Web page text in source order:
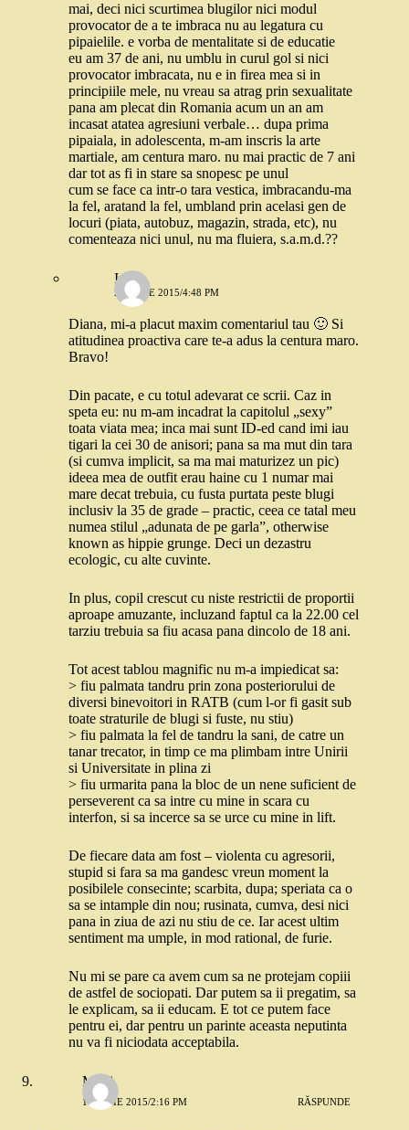
mai, deci nici scurtimea blugilor nici modul
provocator de a te imbraca nu au legatura cu
pipaielile. e vorba de mentalitate si de educatie
eu am 37 de ani, nu umblu in curul gol si nici
provocator imbracata, nu e in firea mea si in
principiile mele, nu vreau sa atrag prin sexualitate
pana am plecat din Romania acum un an am
incasat atatea agresiuni verbale… dupa prima
pipaiala, in adolescenta, m-am inscris la arte
martiale, am centura maro. nu mai practic de 7 ani
dar tot as fi in stare sa snopesc pe unul
cum se face ca intr-o tara vestica, imbracandu-ma
la fel, aratand la fel, umbland prin acelasi gen de
locuri (piata, autobuz, magazin, strada, etc), nu
comenteaza nici unul, nu ma fluiera, s.a.m.d.??
Irina
22 IULIE 2015/4:48 PM
Diana, mi-a placut maxim comentariul tau 🙂 Si
atitudinea proactiva care te-a adus la centura maro.
Bravo!
Din pacate, e cu totul adevarat ce scrii. Caz in
speta eu: nu m-am incadrat la capitolul „sexy”
toata viata mea; inca mai sunt ID-ed cand imi iau
tigari la cei 30 de anisori; pana sa ma mut din tara
(si cumva implicit, sa ma mai maturizez un pic)
ideea mea de outfit erau haine cu 1 numar mai
mare decat trebuia, cu fusta purtata peste blugi
inclusiv la 35 de grade – practic, ceea ce tatal meu
numea stilul „adunata de pe garla”, otherwise
known as hippie grunge. Deci un dezastru
ecologic, cu alte cuvinte.
In plus, copil crescut cu niste restrictii de proportii
aproape amuzante, incluzand faptul ca la 22.00 cel
tarziu trebuia sa fiu acasa pana dincolo de 18 ani.
Tot acest tablou magnific nu m-a impiedicat sa:
> fiu palmata tandru prin zona posteriorului de
diversi binevoitori in RATB (cum l-or fi gasit sub
toate straturile de blugi si fuste, nu stiu)
> fiu palmata la fel de tandru la sani, de catre un
tanar trecator, in timp ce ma plimbam intre Unirii
si Universitate in plina zi
> fiu urmarita pana la bloc de un nene suficient de
perseverent ca sa intre cu mine in scara cu
interfon, si sa incerce sa se urce cu mine in lift.
De fiecare data am fost – violenta cu agresorii,
stupid si fara sa ma gandesc vreun moment la
posibilele consecinte; scarbita, dupa; speriata ca o
sa se intample din nou; rusinata, cumva, desi nici
pana in ziua de azi nu stiu de ce. Iar acest ultim
sentiment ma umple, in mod rational, de furie.
Nu mi se pare ca avem cum sa ne protejam copiii
de astfel de sociopati. Dar putem sa ii pregatim, sa
le explicam, sa ii educam. E tot ce putem face
pentru ei, dar pentru un parinte aceasta neputinta
nu va fi niciodata acceptabila.
Moni
16 IULIE 2015/2:16 PM RĂSPUNDE